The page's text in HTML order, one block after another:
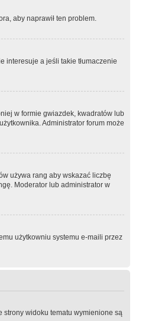
aby naprawił ten problem.
interesuje a jeśli takie tłumaczenie
w formie gwiazdek, kwadratów lub
Administrator forum może
używa rang aby wskazać liczbę
Moderator lub administrator w
użytkowniu systemu e-maili przez
strony widoku tematu wymienione są